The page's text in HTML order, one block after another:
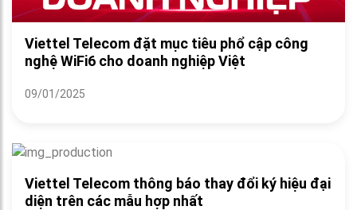
Viettel Telecom đặt mục tiêu phổ cập công
nghệ WiFi6 cho doanh nghiệp Việt
09/01/2025
Viettel Telecom thông báo thay đổi ký hiệu đại
diện trên các mẫu hợp nhất